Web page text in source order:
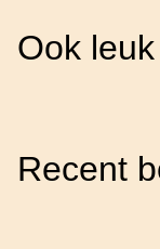
Ook
Recent